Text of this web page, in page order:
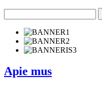
Apie mus